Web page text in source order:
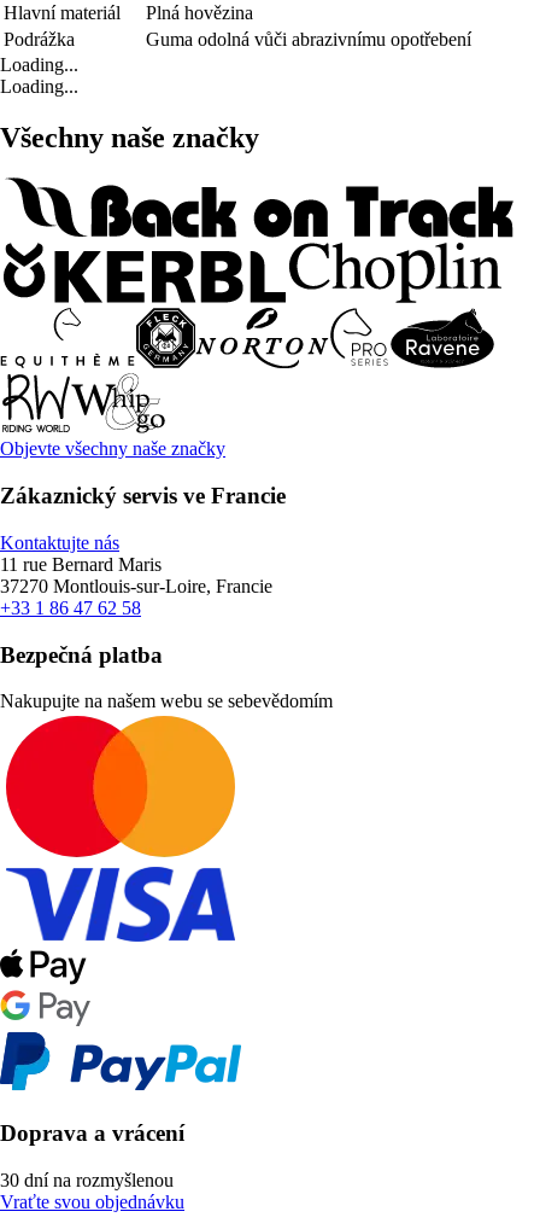
Hlavní materiál
Plná hovězina
Podrážka
Guma odolná vůči abrazivnímu opotřebení
Loading...
Loading...
Všechny naše značky
Objevte všechny naše značky
Zákaznický servis ve Francie
Kontaktujte nás
11 rue Bernard Maris
37270 Montlouis-sur-Loire, Francie
+33 1 86 47 62 58
Bezpečná platba
Nakupujte na našem webu se sebevědomím
Doprava a vrácení
30 dní na rozmyšlenou
Vraťte svou objednávku